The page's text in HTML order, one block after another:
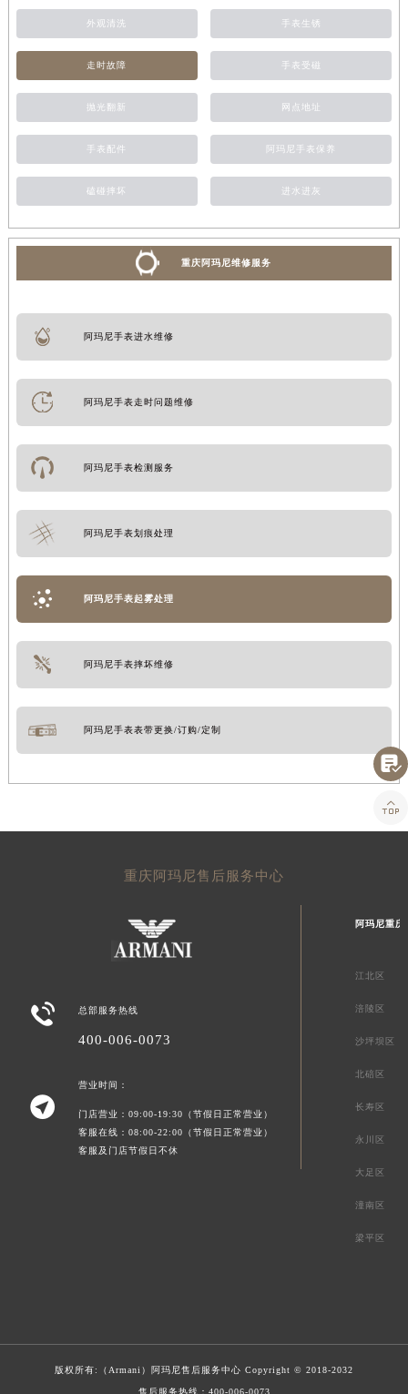
外观清洗 手表生锈
走时故障 手表受磁
抛光翻新 网点地址
手表配件 阿玛尼手表保养
磕碰摔坏 进水进灰
重庆阿玛尼维修服务
阿玛尼手表进水维修
阿玛尼手表走时问题维修
阿玛尼手表检测服务
阿玛尼手表划痕处理
阿玛尼手表起雾处理
阿玛尼手表摔坏维修
阿玛尼手表表带更换/订购/定制
重庆阿玛尼售后服务中心
 总部服务热线
400-006-0073

营业时间：
门店营业：09:00-19:30（节假日正常营业）
客服在线：08:00-22:00（节假日正常营业）
客服及门店节假日不休
阿玛尼重
江北区
涪陵区
沙坪坝区
北碚区
长寿区
永川区
大足区
潼南区
梁平区
版权所有:（Armani） 阿玛尼售后服务中心 Copyright © 2018-2032
售后服务热线： 400-006-0073

